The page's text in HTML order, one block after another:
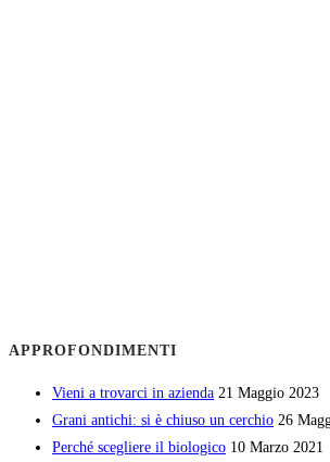
APPROFONDIMENTI
Vieni a trovarci in azienda 21 Maggio 2023
Grani antichi: si è chiuso un cerchio 26
Perché scegliere il biologico 10 Marzo 2021